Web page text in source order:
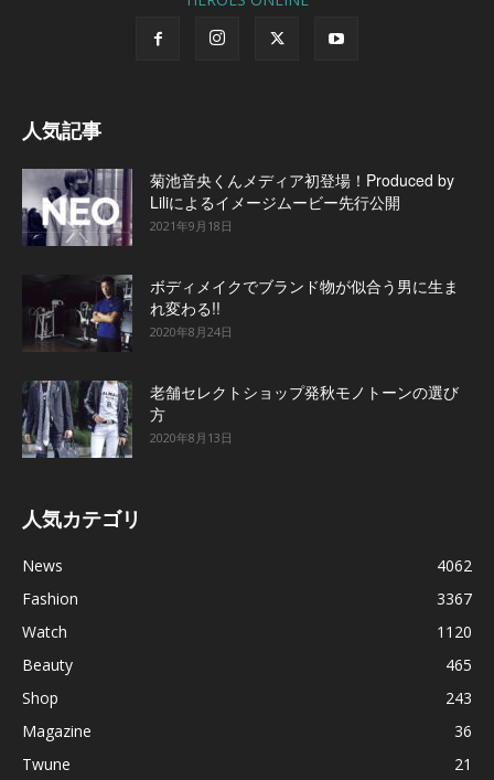
人気記事
菊池音央くんメディア初登場！Produced by
Liliによるイメージムービー先行公開
2021年9月18日
ボディメイクでブランド物が似合う男に生ま
れ変わる!!
2020年8月24日
老舗セレクトショップ発秋モノトーンの選び
方
2020年8月13日
人気カテゴリ
News
4062
Fashion
3367
Watch
1120
Beauty
465
Shop
243
Magazine
36
Twune
21